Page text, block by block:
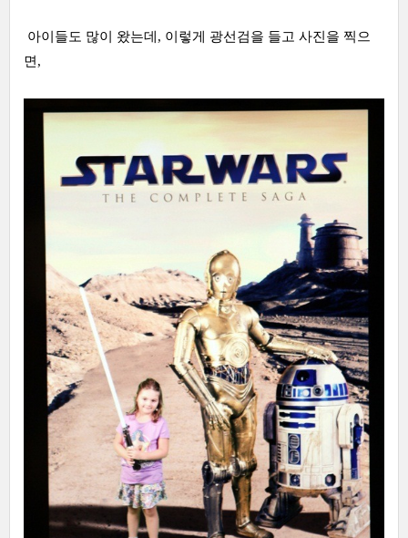
아이들도 많이 왔는데, 이렇게 광선검을 들고 사진을 찍으
면,